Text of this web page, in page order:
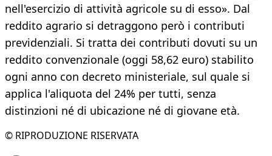
nell'esercizio di attività agricole su di esso». Dal
reddito agrario si detraggono però i contributi
previdenziali. Si tratta dei contributi dovuti su un
reddito convenzionale (oggi 58,62 euro) stabilito
ogni anno con decreto ministeriale, sul quale si
applica l'aliquota del 24% per tutti, senza
distinzioni né di ubicazione né di giovane età.
© RIPRODUZIONE RISERVATA